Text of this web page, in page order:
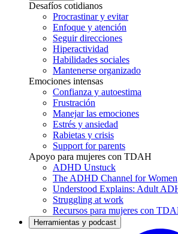
Desafíos cotidianos
Procrastinar y evitar
Enfoque y atención
Seguir direcciones
Hiperactividad
Habilidades sociales
Mantenerse organizado
Emociones intensas
Confianza y autoestima
Frustración
Manejar las emociones
Estrés y ansiedad
Rabietas y crisis
Support for parents
Apoyo para mujeres con TDAH
ADHD Unstuck
The ADHD Channel for Women
Understood Explains: Adult
Struggling at work
Recursos para mujeres con
Herramientas y podcast